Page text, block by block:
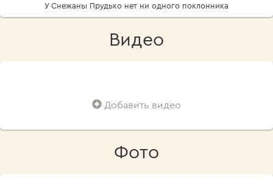
У Снежаны Прудько нет ни одного поклонника
Видео
Добавить видео
Фото